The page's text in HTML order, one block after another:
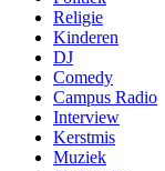
Religie
Kinderen
DJ
Comedy
Campus Radio
Interview
Kerstmis
Muziek